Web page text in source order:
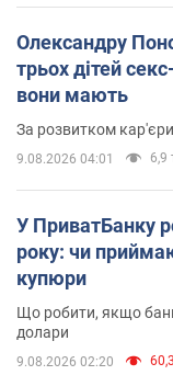
Олександру
трьох дітей
вони мають
За розвитком
9.08.2026 04:01 6,9
У ПриватБанку
року: чи
купюри
Що робити, якщо
долари
9.08.2026 02:20